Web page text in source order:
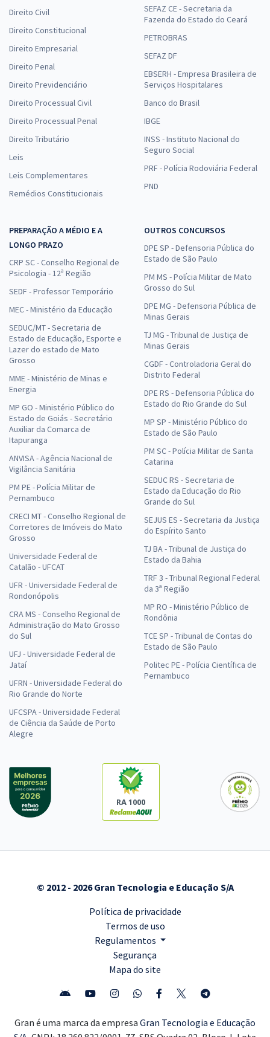
Direito Civil
Direito Constitucional
Direito Empresarial
Direito Penal
Direito Previdenciário
Direito Processual Civil
Direito Processual Penal
Direito Tributário
Leis
Leis Complementares
Remédios Constitucionais
SEFAZ CE - Secretaria da
Fazenda do Estado do Ceará
PETROBRAS
SEFAZ DF
EBSERH - Empresa Brasileira de
Serviços Hospitalares
Banco do Brasil
IBGE
INSS - Instituto Nacional do
Seguro Social
PRF - Polícia Rodoviária Federal
PND
PREPARAÇÃO A MÉDIO E A
LONGO PRAZO
CRP SC - Conselho Regional de
Psicologia - 12ª Região
SEDF - Professor Temporário
MEC - Ministério da Educação
SEDUC/MT - Secretaria de
Estado de Educação, Esporte e
Lazer do estado de Mato
Grosso
MME - Ministério de Minas e
Energia
MP GO - Ministério Público do
Estado de Goiás - Secretário
Auxiliar da Comarca de
Itapuranga
ANVISA - Agência Nacional de
Vigilância Sanitária
PM PE - Polícia Militar de
Pernambuco
CRECI MT - Conselho Regional de
Corretores de Imóveis do Mato
Grosso
Universidade Federal de
Catalão - UFCAT
UFR - Universidade Federal de
Rondonópolis
CRA MS - Conselho Regional de
Administração do Mato Grosso
do Sul
UFJ - Universidade Federal de
Jataí
UFRN - Universidade Federal do
Rio Grande do Norte
UFCSPA - Universidade Federal
de Ciência da Saúde de Porto
Alegre
OUTROS CONCURSOS
DPE SP - Defensoria Pública do
Estado de São Paulo
PM MS - Polícia Militar de Mato
Grosso do Sul
DPE MG - Defensoria Pública de
Minas Gerais
TJ MG - Tribunal de Justiça de
Minas Gerais
CGDF - Controladoria Geral do
Distrito Federal
DPE RS - Defensoria Pública do
Estado do Rio Grande do Sul
MP SP - Ministério Público do
Estado de São Paulo
PM SC - Polícia Militar de Santa
Catarina
SEDUC RS - Secretaria de
Estado da Educação do Rio
Grande do Sul
SEJUS ES - Secretaria da Justiça
do Espírito Santo
TJ BA - Tribunal de Justiça do
Estado da Bahia
TRF 3 - Tribunal Regional Federal
da 3ª Região
MP RO - Ministério Público de
Rondônia
TCE SP - Tribunal de Contas do
Estado de São Paulo
Politec PE - Polícia Científica de
Pernambuco
RA 1000
© 2012 - 2026 Gran Tecnologia e Educação S/A
Política de privacidade
Termos de uso
Regulamentos
Segurança
Mapa do site
Gran é uma marca da empresa Gran Tecnologia e Educação